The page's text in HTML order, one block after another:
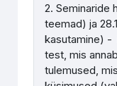
2. Seminaride
teemad) ja
kasutamine) -
test, mis
tulemused,